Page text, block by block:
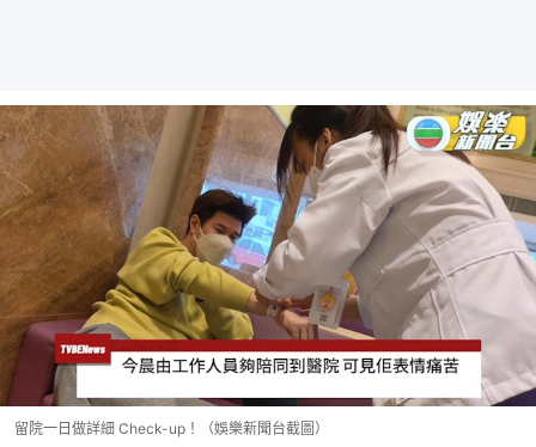
留院一日做詳細 Check-up！（娛樂新聞台截圖）